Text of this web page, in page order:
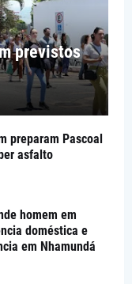
previstos
preparam Pascoal
asfalto
homem em
doméstica e
em Nhamundá